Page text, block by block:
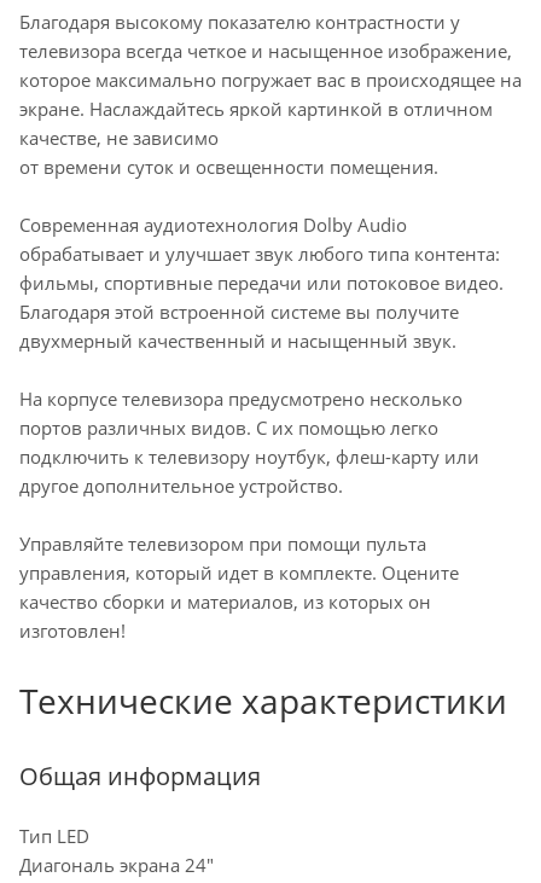
Благодаря высокому показателю контрастности у
телевизора всегда четкое и насыщенное изображение,
которое максимально погружает вас в происходящее на
экране. Наслаждайтесь яркой картинкой в отличном
качестве, не зависимо
от времени суток и освещенности помещения.
Современная аудиотехнология Dolby Audio
обрабатывает и улучшает звук любого типа контента:
фильмы, спортивные передачи или потоковое видео.
Благодаря этой встроенной системе вы получите
двухмерный качественный и насыщенный звук.
На корпусе телевизора предусмотрено несколько
портов различных видов. С их помощью легко
подключить к телевизору ноутбук, флеш-карту или
другое дополнительное устройство.
Управляйте телевизором при помощи пульта
управления, который идет в комплекте. Оцените
качество сборки и материалов, из которых он
изготовлен!
Технические характеристики
Общая информация
Тип LED
Диагональ экрана 24"